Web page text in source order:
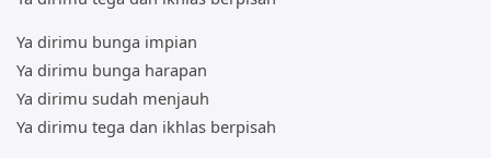
Ya dirimu bunga impian
Ya dirimu bunga harapan
Ya dirimu sudah menjauh
Ya dirimu tega dan ikhlas berpisah